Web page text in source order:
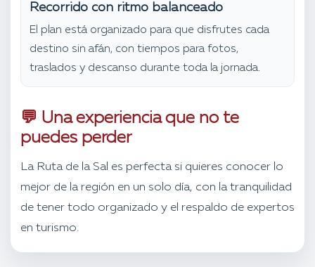
Recorrido con ritmo balanceado
El plan está organizado para que disfrutes cada
destino sin afán, con tiempos para fotos,
traslados y descanso durante toda la jornada.
💬 Una experiencia que no te
puedes perder
La Ruta de la Sal es perfecta si quieres conocer lo
mejor de la región en un solo día, con la tranquilidad
de tener todo organizado y el respaldo de expertos
en turismo.